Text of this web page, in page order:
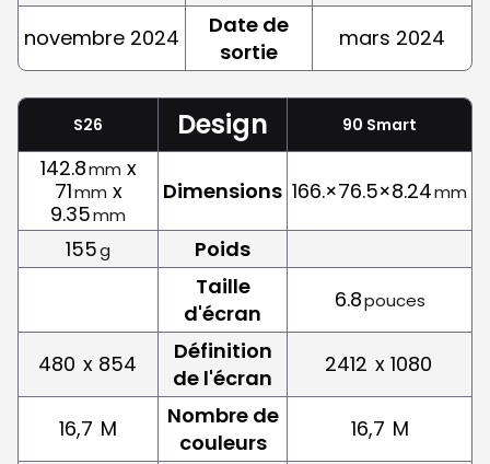
novembre 2024
Date de
sortie
mars 2024
S26 Design 90 Smart
142.8mm x
71mm x
9.35mm
Dimensions 166.×76.5×8.24mm
155g
Poids
Taille
d'écran
6.8pouces
480 x 854
Définition
de l'écran
2412 x 1080
16,7 M
Nombre de
couleurs
16,7 M